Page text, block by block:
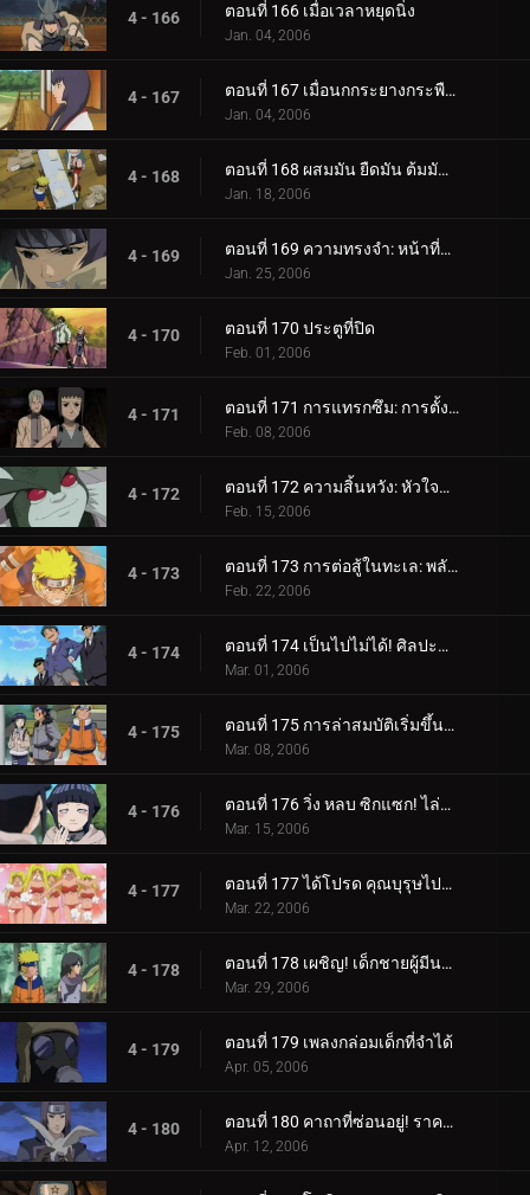
4 - 166 ตอนที่ 166 เมื่อเวลาหยุดนิ่ง
Jan. 04, 2006
4 - 167 ตอนที่ 167 เมื่อนกกระยางกระพือปีก
Jan. 04, 2006
4 - 168 ตอนที่ 168 ผสมมัน ยืดมัน ต้มมันขึ้นมา! เผาหม้อทองแดงเผา!
Jan. 18, 2006
4 - 169 ตอนที่ 169 ความทรงจำ: หน้าที่หายไป
Jan. 25, 2006
4 - 170 ตอนที่ 170 ประตูที่ปิด
Feb. 01, 2006
4 - 171 ตอนที่ 171 การแทรกซึม: การตั้งค่า!
Feb. 08, 2006
4 - 172 ตอนที่ 172 ความสิ้นหวัง: หัวใจที่แตกร้าว
Feb. 15, 2006
4 - 173 ตอนที่ 173 การต่อสู้ในทะเล: พลังที่ปลดปล่อย!
Feb. 22, 2006
4 - 174 ตอนที่ 174 เป็นไปไม่ได้! ศิลปะนินจาคนดัง - Jutsu สไตล์เงิน!
Mar. 01, 2006
4 - 175 ตอนที่ 175 การล่าสมบัติเริ่มขึ้นแล้ว!
Mar. 08, 2006
4 - 176 ตอนที่ 176 วิ่ง หลบ ซิกแซก! ไล่ล่าหรือถูกไล่ล่า!
Mar. 15, 2006
4 - 177 ตอนที่ 177 ได้โปรด คุณบุรุษไปรษณีย์!!
Mar. 22, 2006
4 - 178 ตอนที่ 178 เผชิญ! เด็กชายผู้มีนามแห่งดวงดาว
Mar. 29, 2006
4 - 179 ตอนที่ 179 เพลงกล่อมเด็กที่จำได้
Apr. 05, 2006
4 - 180 ตอนที่ 180 คาถาที่ซ่อนอยู่! ราคาของศิลปะนินจา: คูจาคุ
Apr. 12, 2006